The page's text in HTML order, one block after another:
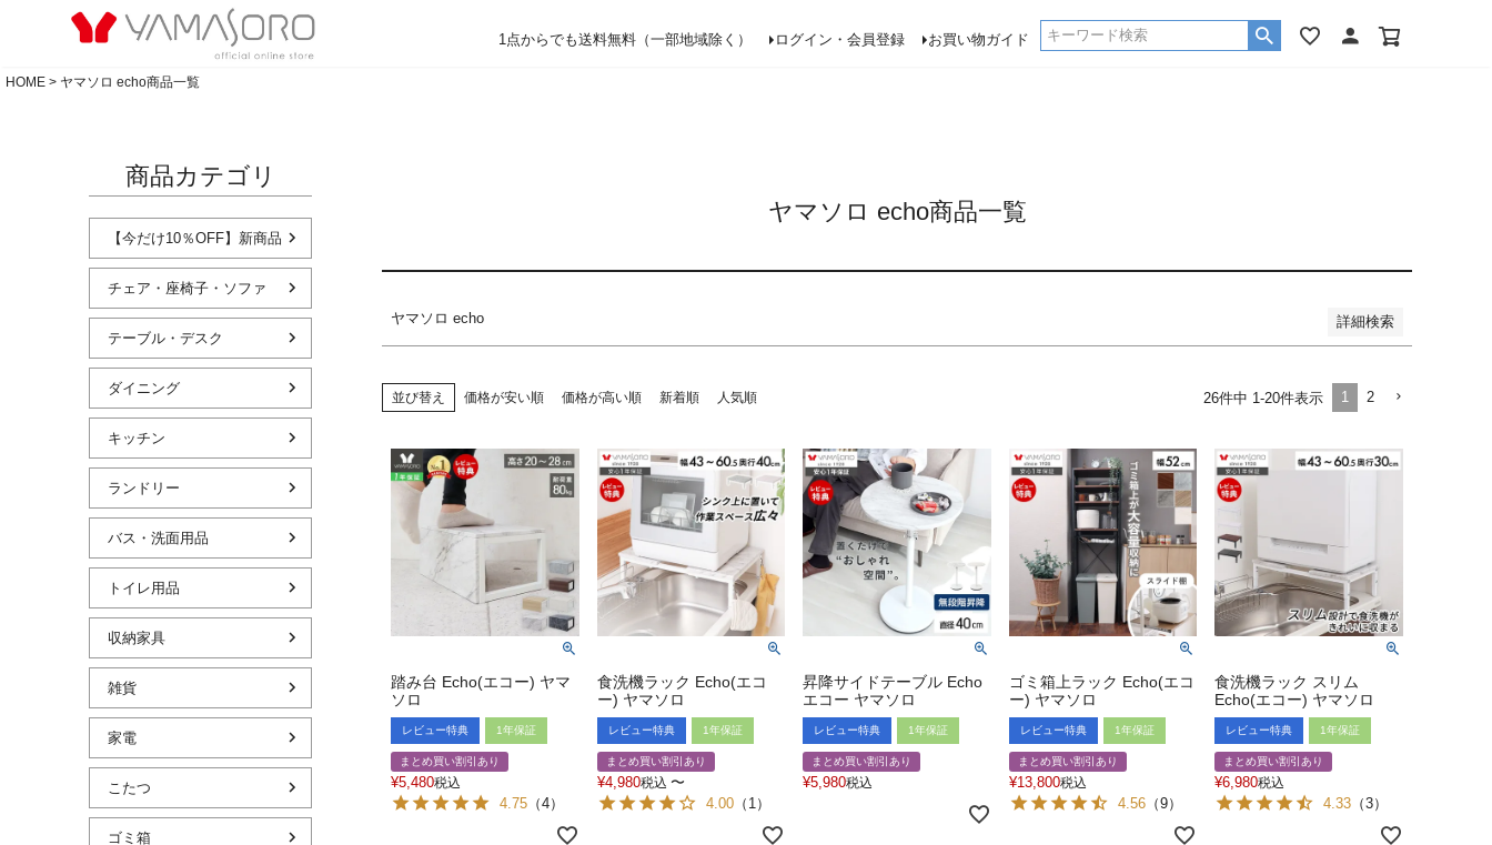
1点からでも送料無料（一部地域除く） ログイン・会員登録 お買い物ガイド
検索
HOME ヤマソロ echo商品一覧
商品カテゴリ
【今だけ10％OFF】新商品
チェア・座椅子・ソファ
テーブル・デスク
ダイニング
キッチン
ランドリー
バス・洗面用品
トイレ用品
収納家具
雑貨
家電
こたつ
ゴミ箱
ヤマソロ echo商品一覧
ヤマソロ echo 詳細検索
在庫なし商品を表示しない
レビュー順
検索
並び替え 価格が安い順 価格が高い順 新着順 人気順 26件中 1-20件表示 1 2
踏み台 Echo(エコー) ヤマ
ソロ
レビュー特典 1年保証
まとめ買い割引あり
¥5,480税込
4.75 （4）
食洗機ラック Echo(エコ
ー) ヤマソロ
レビュー特典 1年保証
まとめ買い割引あり
¥4,980税込 〜
4.00（ 1）
昇降サイドテーブル Echo
エコー ヤマソロ
レビュー特典 1年保証
まとめ買い割引あり
¥5,980税込
ゴミ箱上ラック Echo(エコ
ー) ヤマソロ
レビュー特典 1年保証
まとめ買い割引あり
¥13,800税込
4.56（9）
食洗機ラック スリム
Echo(エコー) ヤマソロ
レビュー特典 1年保証
まとめ買い割引あり
¥6,980税込
4.33 （3）